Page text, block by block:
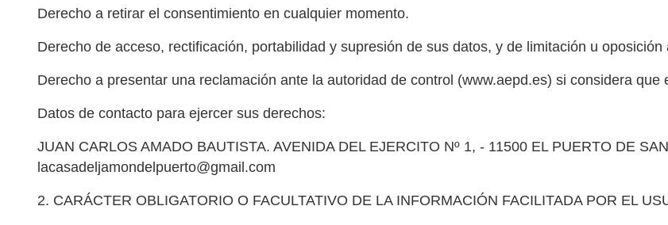
Derecho a retirar el consentimiento en cualquier momento.
Derecho de acceso, rectificación, portabilidad y supresión de sus datos, y de limitación u oposición
Derecho a presentar una reclamación ante la autoridad de control (www.aepd.es) si considera
Datos de contacto para ejercer sus derechos:
JUAN CARLOS AMADO BAUTISTA. AVENIDA DEL EJERCITO Nº 1, - 11500 EL PUERTO DE
lacasadeljamondelpuerto@gmail.com
2. CARÁCTER OBLIGATORIO O FACULTATIVO DE LA INFORMACIÓN FACILITADA POR EL